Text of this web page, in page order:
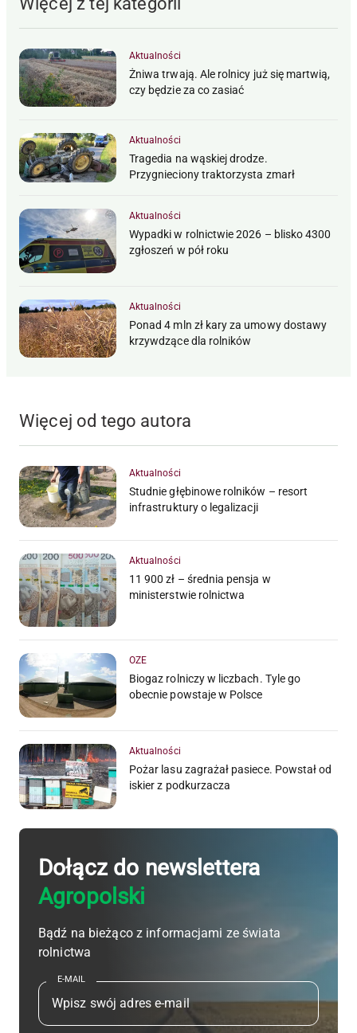
Aktualności
Żniwa trwają. Ale rolnicy już się martwią,
czy będzie za co zasiać
Aktualności
Tragedia na wąskiej drodze.
Przygnieciony traktorzysta zmarł
Aktualności
Wypadki w rolnictwie 2026 – blisko 4300
zgłoszeń w pół roku
Aktualności
Ponad 4 mln zł kary za umowy dostawy
krzywdzące dla rolników
Więcej od tego autora
Aktualności
Studnie głębinowe rolników – resort
infrastruktury o legalizacji
Aktualności
11 900 zł – średnia pensja w
ministerstwie rolnictwa
OZE
Biogaz rolniczy w liczbach. Tyle go
obecnie powstaje w Polsce
Aktualności
Pożar lasu zagrażał pasiece. Powstał od
iskier z podkurzacza
Dołącz do newslettera
Agropolski
Bądź na bieżąco z informacjami ze świata
rolnictwa
E-MAIL